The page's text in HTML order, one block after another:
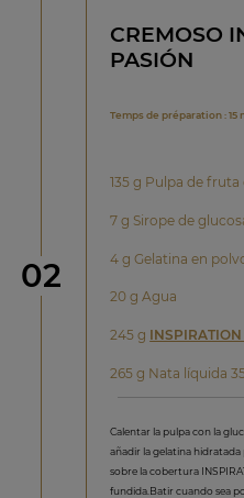
Paso
02
CREMOSO
PASIÓN
Temps de préparation :
135 g Pulpa de fruta
7 g Sirope de
4 g Gelatina en
20 g Agua
245 g
265 g Nata líquida
Calentar la pulpa con la
añadir la gelatina
sobre la cobertura
fundida.Batir cuando sea